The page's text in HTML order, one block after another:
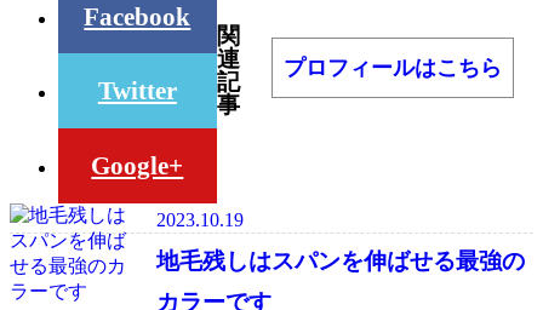
プロフィールはこちら
Facebook
Twitter
Google+
関
連
記
事
2023.10.19
地毛残しはスパンを伸ばせる最強の
カラーです